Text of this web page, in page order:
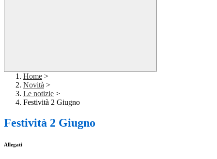
Home >
Novità >
Le notizie >
Festività 2 Giugno
Festività 2 Giugno
Allegati